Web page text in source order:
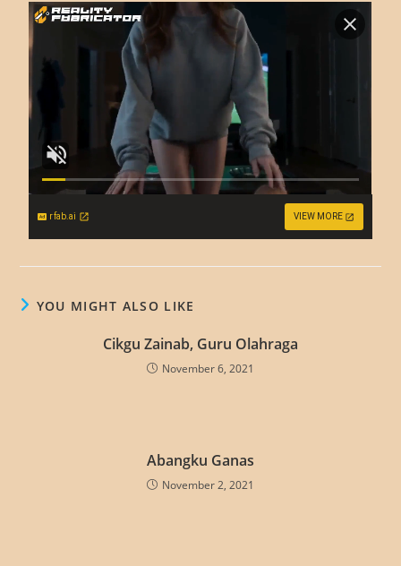
rfab.ai VIEW MORE
YOU MIGHT ALSO LIKE
Cikgu Zainab, Guru Olahraga
November 6, 2021
Abangku Ganas
November 2, 2021